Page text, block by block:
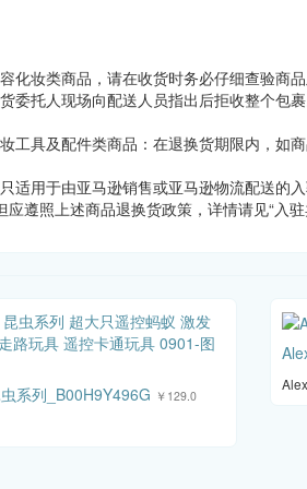
化妆类商品，请在收货时务必仔细查验商
委托人现场向配送人员指出后拒收整个包
工具及配件类商品：在退换货期限内，如
适用于由亚马逊销售或亚马逊物流配送的
遵照上述商品退换货政策，详情请见“入驻
系列_B00H9Y496G ￥129.0